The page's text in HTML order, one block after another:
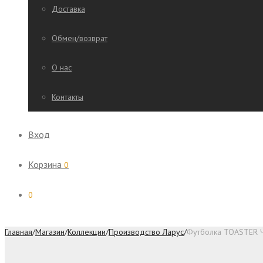
Доставка
Обмен/возврат
О нас
Контакты
Вход
Корзина 0
0
Главная/Магазин/Коллекции/Производство Ларус/Футболка TOASTER